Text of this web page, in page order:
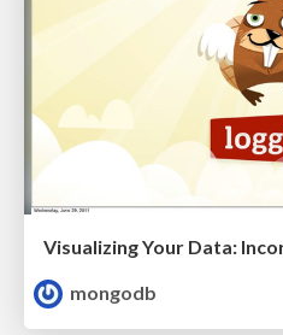
mongodb